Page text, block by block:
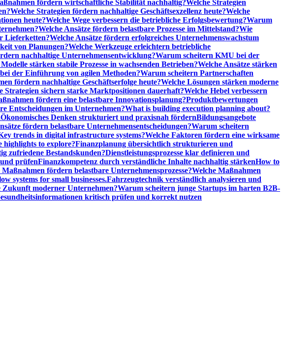
fördern wirtschaftliche Stabilität nachhaltig?Welche Strategien
Welche Strategien fördern nachhaltige Geschäftsexzellenz heute?Welche
heute?Welche Wege verbessern die betriebliche Erfolgsbewertung?Warum
Welche Ansätze fördern belastbare Prozesse im Mittelstand?Wie
Lieferketten?Welche Ansätze fördern erfolgreiches Unternehmenswachstum
von Planungen?Welche Werkzeuge erleichtern betriebliche
nachhaltige Unternehmensentwicklung?Warum scheitern KMU bei der
stärken stabile Prozesse in wachsenden Betrieben?Welche Ansätze stärken
der Einführung von agilen Methoden?Warum scheitern Partnerschaften
fördern nachhaltige Geschäftserfolge heute?Welche Lösungen stärken moderne
Strategien sichern starke Marktpositionen dauerhaft?Welche Hebel verbessern
fördern eine belastbare Innovationsplanung?Produktbewertungen
Entscheidungen im Unternehmen?What is building execution planning about?
Ökonomisches Denken strukturiert und praxisnah fördernBildungsangebote
fördern belastbare Unternehmensentscheidungen?Warum scheitern
trends in digital infrastructure systems?Welche Faktoren fördern eine wirksame
highlights to explore?Finanzplanung übersichtlich strukturieren und
zufriedene Bestandskunden?Dienstleistungsprozesse klar definieren und
prüfenFinanzkompetenz durch verständliche Inhalte nachhaltig stärkenHow to
Maßnahmen fördern belastbare Unternehmensprozesse?Welche Maßnahmen
systems for small businesses.Fahrzeugtechnik verständlich analysieren und
Zukunft moderner Unternehmen?Warum scheitern junge Startups im harten B2B-
kritisch prüfen und korrekt nutzen